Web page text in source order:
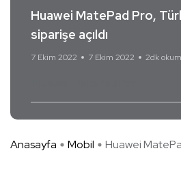
Huawei MatePad Pro,
siparişe açıldı
7 Ekim 2022 7 Ekim 2022 2dk
Anasayfa Mobil Huawei